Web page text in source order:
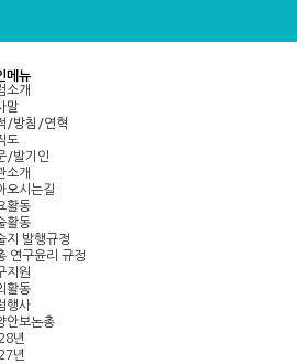
메뉴
소개
말
/방침/연혁
도
/발기인
소개
오시는길
활동
활동
지 발행규정
연구윤리 규정
지원
활동
행사
안보논총
년
년